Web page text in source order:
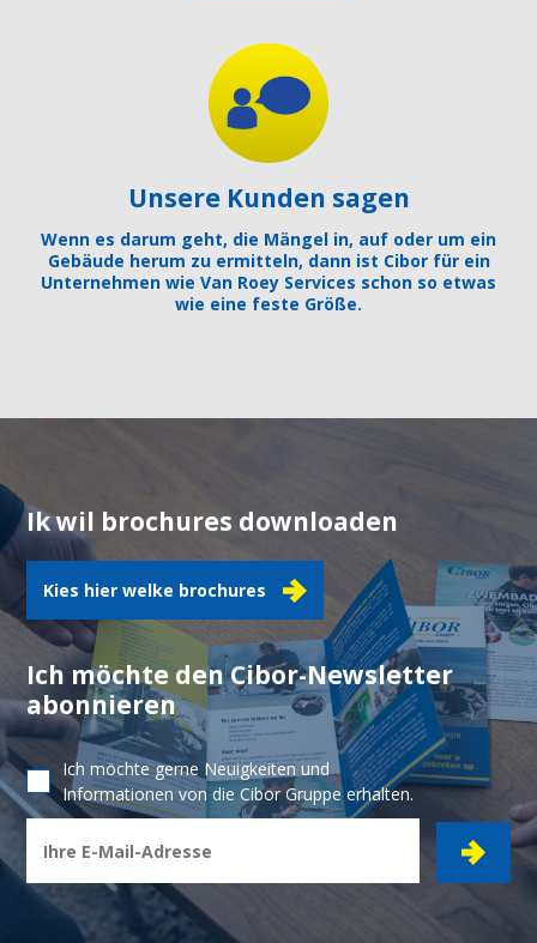
Unsere Kunden sagen
Wenn es darum geht, die Mängel in, auf oder um ein
Gebäude herum zu ermitteln, dann ist Cibor für ein
Unternehmen wie Van Roey Services schon so etwas
wie eine feste Größe.
Ik wil brochures downloaden
Kies hier welke brochures
Ich möchte den Cibor-Newsletter
abonnieren
Ich möchte gerne Neuigkeiten und
Informationen von die Cibor Gruppe erhalten.